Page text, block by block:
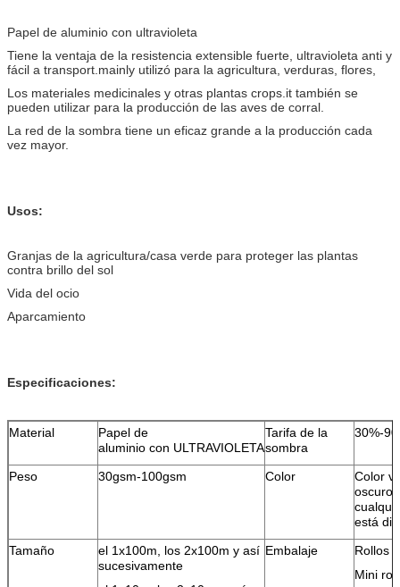
Papel de aluminio con ultravioleta
Tiene la ventaja de la resistencia extensible fuerte, ultravioleta anti y
fácil a transport.mainly utilizó para la agricultura, verduras, flores,
Los materiales medicinales y otras plantas crops.it también se
pueden utilizar para la producción de las aves de corral.
La red de la sombra tiene un eficaz grande a la producción cada
vez mayor.
Usos:
Granjas de la agricultura/casa verde para proteger las plantas
contra brillo del sol
Vida del ocio
Aparcamiento
Especificaciones:
Material
Papel de
aluminio con ULTRAVIOLETA
Tarifa de la
sombra
30%-
Peso 30gsm-100gsm Color
Color
oscuro
está
Tamaño
el 1x100m, los 2x100m y así
sucesivamente
Embalaje
Rollos
Mini